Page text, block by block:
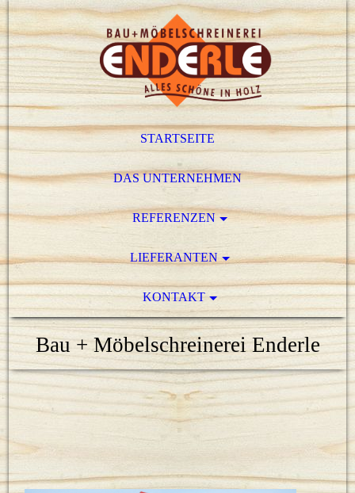
STARTSEITE
DAS UNTERNEHMEN
REFERENZEN
LIEFERANTEN
KONTAKT
Bau + Möbelschreinerei Enderle